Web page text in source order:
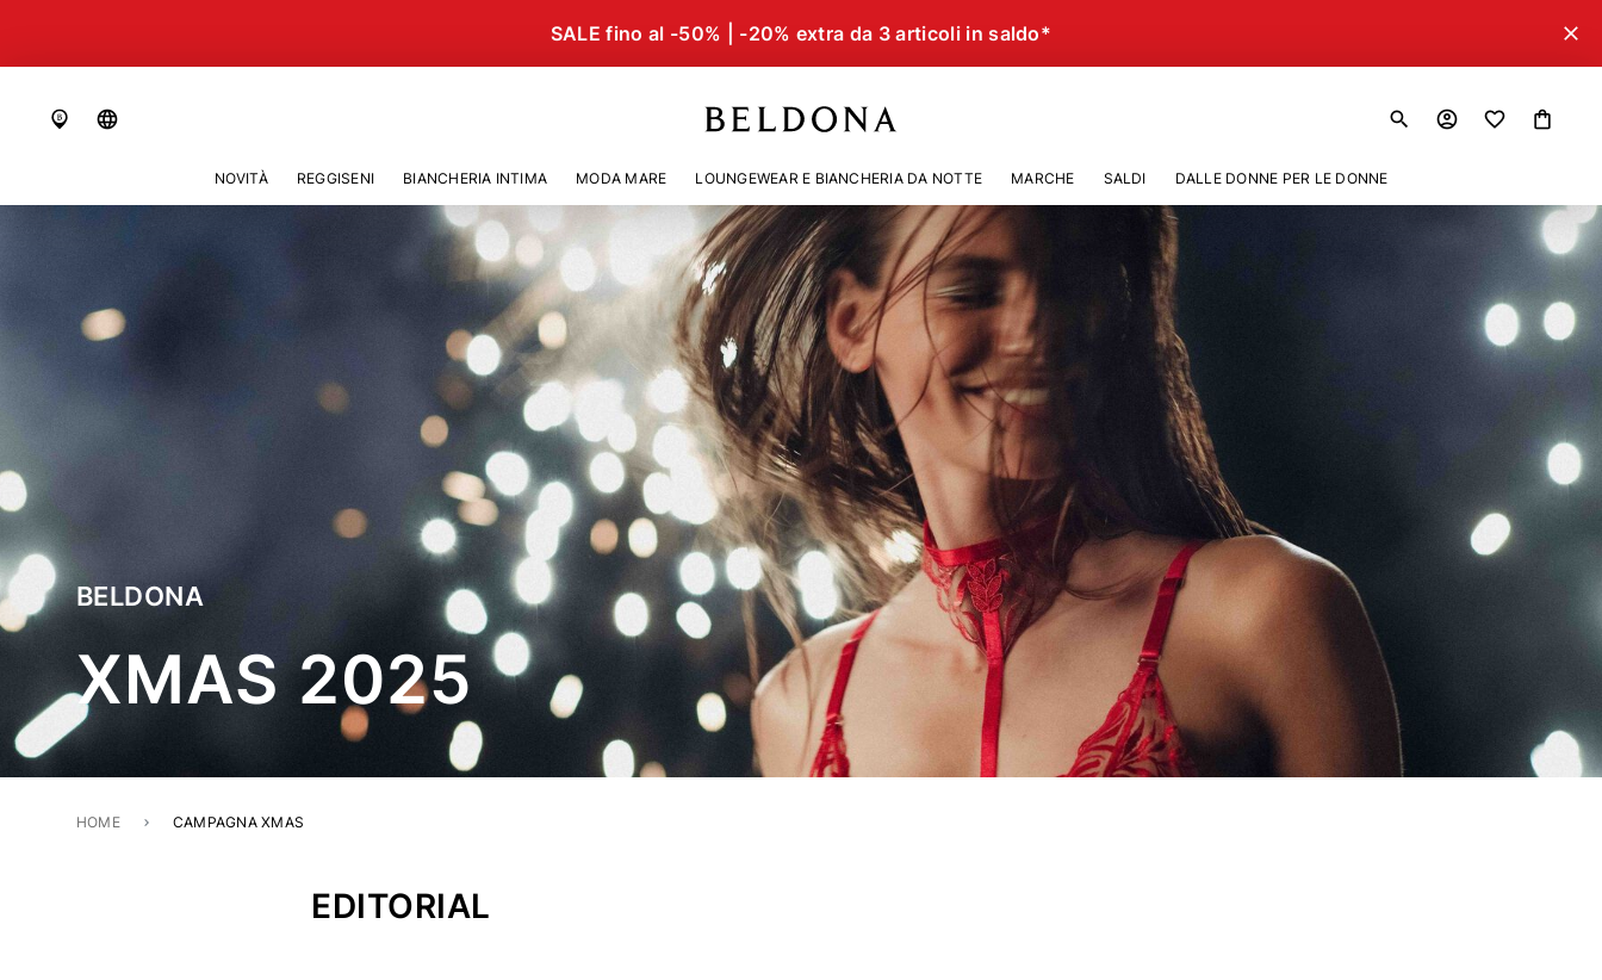
SALE fino al -50% | -20% extra da 3 articoli in saldo* close
language search account_circle shopping_bag
NOVITÀ REGGISENI BIANCHERIA INTIMA MODA MARE LOUNGEWEAR E BIANCHERIA DA NOTTE MARCHE SALDI DALLE DONNE PER LE DONNE
BELDONA
XMAS 2025
HOME CAMPAGNA XMAS
EDITORIAL